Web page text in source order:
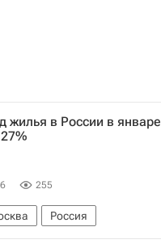
жилья в России в январе
255
Россия
(Подмосковье)